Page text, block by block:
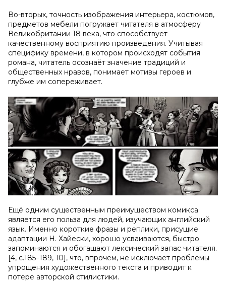
Во-вторых, точность изображения интерьера, костюмов,
предметов мебели погружает читателя в атмосферу
Великобритании 18 века, что способствует
качественному восприятию произведения. Учитывая
специфику времени, в котором происходят события
романа, читатель осознаёт значение традиций и
общественных нравов, понимает мотивы героев и
глубже им сопереживает.
Ещё одним существенным преимуществом комикса
является его польза для людей, изучающих английский
язык. Именно короткие фразы и реплики, присущие
адаптации Н. Хайески, хорошо усваиваются, быстро
запоминаются и обогащают лексический запас читателя.
[4, с.185–189, 10], что, впрочем, не исключает проблемы
упрощения художественного текста и приводит к
потере авторской стилистики.